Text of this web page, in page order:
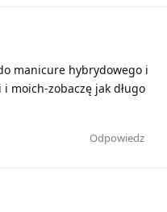
manicure hybrydowego i
moich-zobaczę jak długo
Odpowiedz